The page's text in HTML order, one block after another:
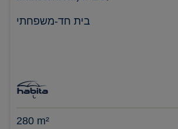
בית חד-משפחתי
280 m²